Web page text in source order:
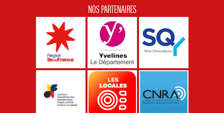
NOS PARTENAIRES